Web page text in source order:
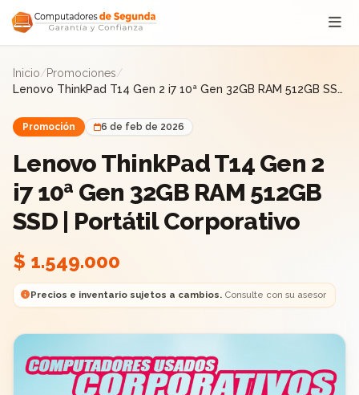
Saltar al contenido
Inicio/Promociones/
Lenovo ThinkPad T14 Gen 2 i7 10ª Gen 32GB RAM 512GB SSD
Promoción 6 de feb de 2026
Lenovo ThinkPad T14 Gen 2
i7 10ª Gen 32GB RAM 512GB
SSD | Portátil Corporativo
$ 1.549.000
Precios e inventario sujetos a cambios.Consulte con su asesor